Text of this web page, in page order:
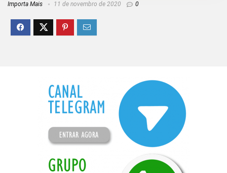
Importa Mais 11 de novembro de 2020 0